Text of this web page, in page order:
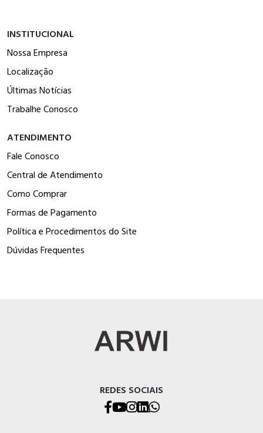
INSTITUCIONAL
Nossa Empresa
Localização
Últimas Notícias
Trabalhe Conosco
ATENDIMENTO
Fale Conosco
Central de Atendimento
Como Comprar
Formas de Pagamento
Política e Procedimentos do Site
Dúvidas Frequentes
REDES SOCIAIS